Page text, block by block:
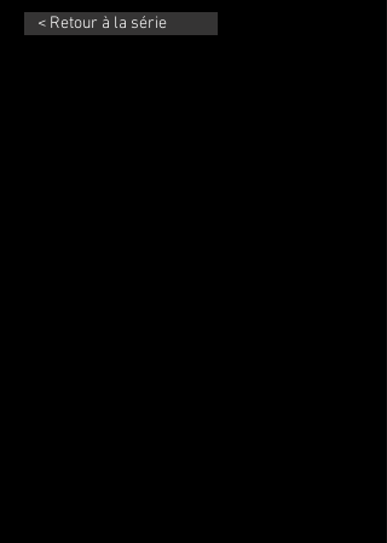
< Retour à la série